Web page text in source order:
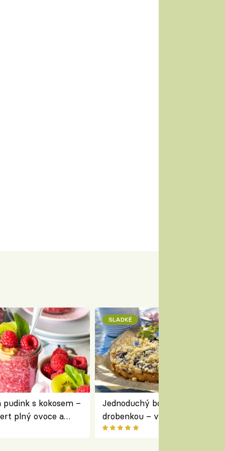
s kokosem –
plný ovoce a
SLADKÉ
Jednoduchý borůvkový koláč s
drobenkou – vláčný moučník
ovoce